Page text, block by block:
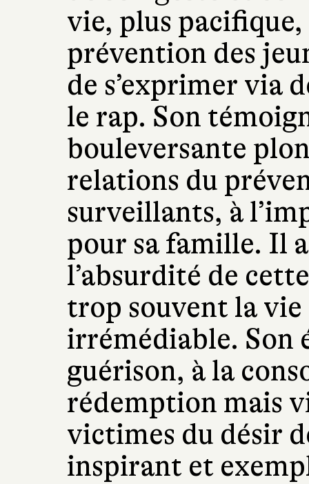
vie, plus
prévention des
de s’exprimer via
le rap. Son
bouleversante
relations du
surveillants, à
pour sa famille. Il
l’absurdité de
trop souvent la vie
irrémédiable. Son
guérison, à la
rédemption mais
victimes du désir
inspirant et